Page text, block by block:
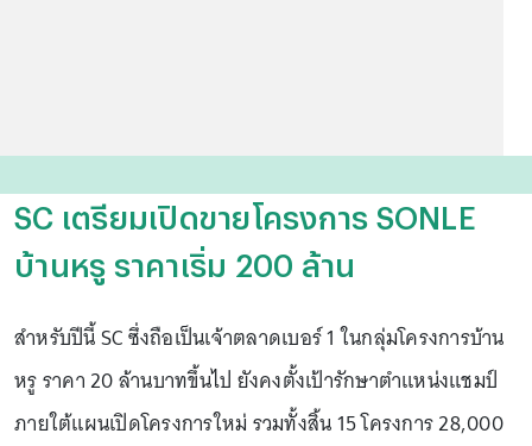
SC เตรียมเปิดขายโครงการ SONLE
บ้านหรู ราคาเริ่ม 200 ล้าน
สำหรับปีนี้ SC ซึ่งถือเป็นเจ้าตลาดเบอร์ 1 ในกลุ่มโครงการบ้าน
หรู ราคา 20 ล้านบาทขึ้นไป ยังคงตั้งเป้ารักษาตำแหน่งแชมป์
ภายใต้แผนเปิดโครงการใหม่ รวมทั้งสิ้น 15 โครงการ 28,000